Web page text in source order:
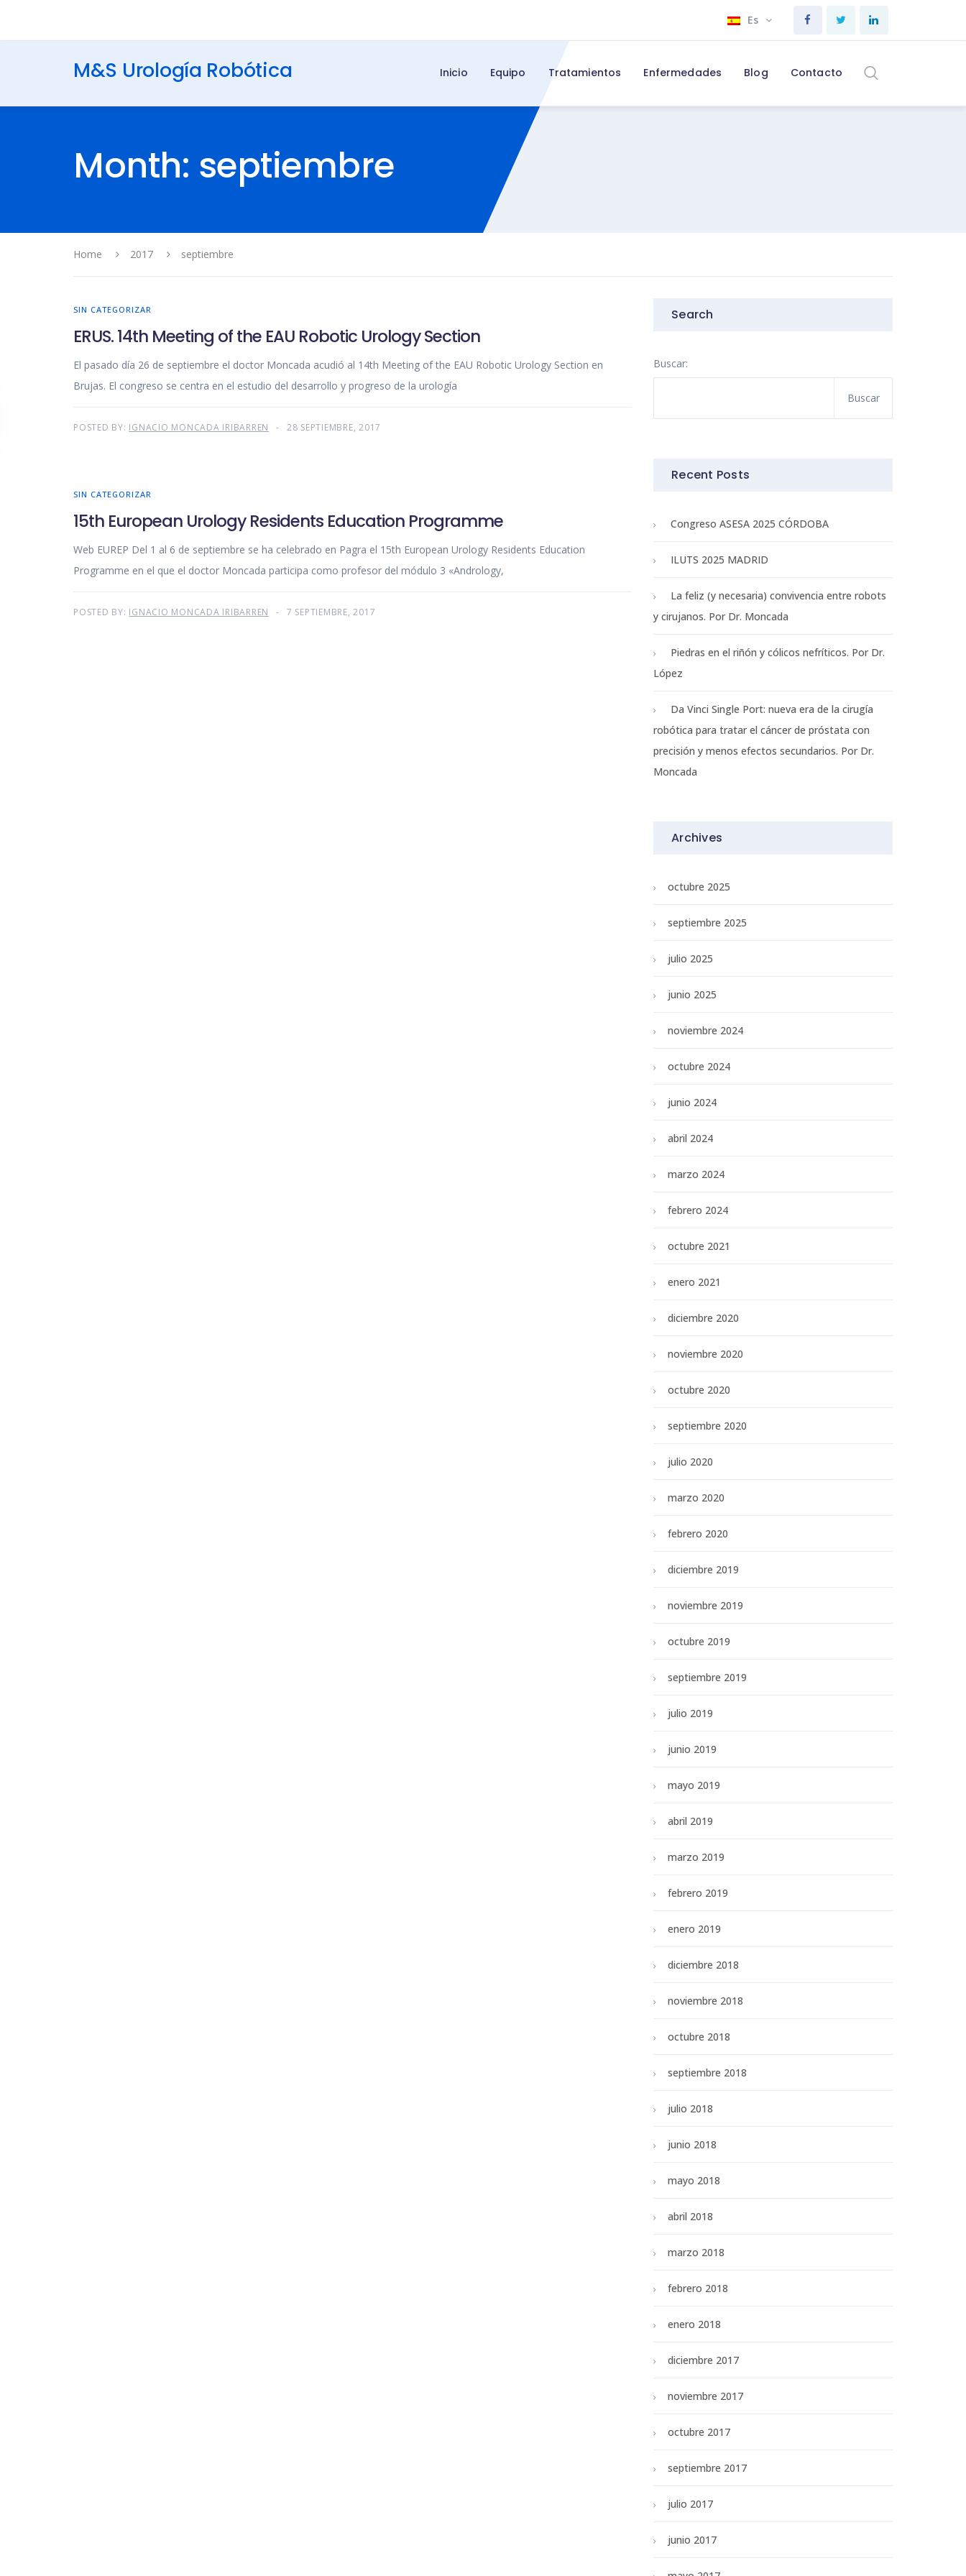
Es
M&S Urología Robótica Inicio Equipo Tratamientos Enfermedades Blog Contacto
Month: septiembre
Home 2017 septiembre
SIN CATEGORIZAR
ERUS. 14th Meeting of the EAU Robotic Urology Section
El pasado día 26 de septiembre el doctor Moncada acudió al 14th Meeting of the EAU Robotic Urology Section en
Brujas. El congreso se centra en el estudio del desarrollo y progreso de la urología
POSTED BY: IGNACIO MONCADA IRIBARREN 28 SEPTIEMBRE, 2017
SIN CATEGORIZAR
15th European Urology Residents Education Programme
Web EUREP Del 1 al 6 de septiembre se ha celebrado en Pagra el 15th European Urology Residents Education
Programme en el que el doctor Moncada participa como profesor del módulo 3 «Andrology,
POSTED BY: IGNACIO MONCADA IRIBARREN 7 SEPTIEMBRE, 2017
Search
Buscar:
Recent Posts
Congreso ASESA 2025 CÓRDOBA
ILUTS 2025 MADRID
La feliz (y necesaria) convivencia entre robots
y cirujanos. Por Dr. Moncada
Piedras en el riñón y cólicos nefríticos. Por Dr.
López
Da Vinci Single Port: nueva era de la cirugía
robótica para tratar el cáncer de próstata con
precisión y menos efectos secundarios. Por Dr.
Moncada
Archives
octubre 2025
septiembre 2025
julio 2025
junio 2025
noviembre 2024
octubre 2024
junio 2024
abril 2024
marzo 2024
febrero 2024
octubre 2021
enero 2021
diciembre 2020
noviembre 2020
octubre 2020
septiembre 2020
julio 2020
marzo 2020
febrero 2020
diciembre 2019
noviembre 2019
octubre 2019
septiembre 2019
julio 2019
junio 2019
mayo 2019
abril 2019
marzo 2019
febrero 2019
enero 2019
diciembre 2018
noviembre 2018
octubre 2018
septiembre 2018
julio 2018
junio 2018
mayo 2018
abril 2018
marzo 2018
febrero 2018
enero 2018
diciembre 2017
noviembre 2017
octubre 2017
septiembre 2017
julio 2017
junio 2017